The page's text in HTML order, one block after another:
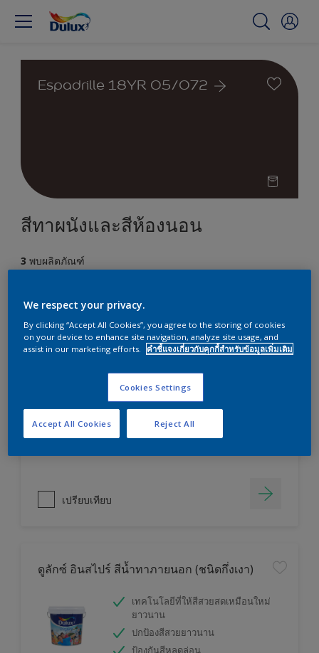
Espadrille 18YR 05/072
สีทาผนังและสีห้องนอน
3 พบผลิตภัณฑ์
ดูลักซ์ อีซี่แคร์ (ชนิดกึ่งเงา)
ป้องกันตะไคร่น้ำ
ป้องกันแบคทีเรีย
ป้องกันเชื้อรา
เปรียบเทียบ
ดูลักซ์ อินสไปร์ สีน้ำทาภายนอก (ชนิดกึ่งเงา)
เทคโนโลยีที่ให้สีสวยสดเหมือนใหม่
ยาวนาน
ปกป้องสีสวยยาวนาน
ป้องกันสีหลุดล่อน
We respect your privacy.
By clicking “Accept All Cookies”, you agree to the storing of cookies
on your device to enhance site navigation, analyze site usage, and
assist in our marketing efforts.
คำชี้แจงเกี่ยวกับคุกกี้สำหรับข้อมูลเพิ่มเติม
Cookies Settings
Reject All
Accept All Cookies